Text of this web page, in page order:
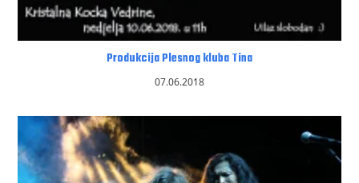
Produkcija Plesnog kluba Tina
07.06.2018